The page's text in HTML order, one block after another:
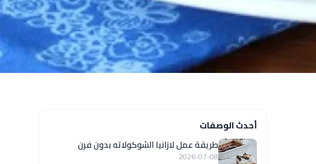
أحدث الوصفات
طريقة عمل لازانيا الشوكولاته بدون فرن
2026-07-08